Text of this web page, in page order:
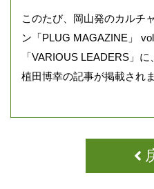
このたび、岡山発のカルチ
ン「PLUG MAGAZINE」
「VARIOUS LEADERS」
植田博幸の記事が掲載されま